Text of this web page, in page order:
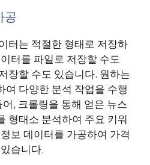
공
터는 적절한 형태로 저장하
터를 파일로 저장할 수도
장할 수도 있습니다. 원하는
여 다양한 분석 작업을 수행
, 크롤링을 통해 얻은 뉴스
형태소 분석하여 주요 키워
보 데이터를 가공하여 가격
습니다.